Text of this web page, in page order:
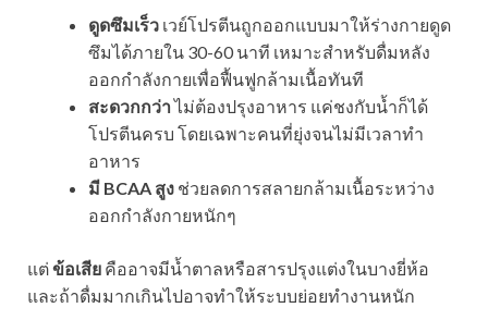
ดูดซึมเร็ว เวย์โปรตีนถูกออกแบบมาให้ร่างกายดูด
ซึมได้ภายใน 30-60 นาที เหมาะสำหรับดื่มหลัง
ออกกำลังกายเพื่อฟื้นฟูกล้ามเนื้อทันที
สะดวกกว่าไม่ต้องปรุงอาหาร แค่ชงกับน้ำก็ได้
โปรตีนครบ โดยเฉพาะคนที่ยุ่งจนไม่มีเวลาทำ
อาหาร
มี BCAA สูง ช่วยลดการสลายกล้ามเนื้อระหว่าง
ออกกำลังกายหนักๆ
แต่ข้อเสีย คืออาจมีน้ำตาลหรือสารปรุงแต่งในบางยี่ห้อ
และถ้าดื่มมากเกินไปอาจทำให้ระบบย่อยทำงานหนัก